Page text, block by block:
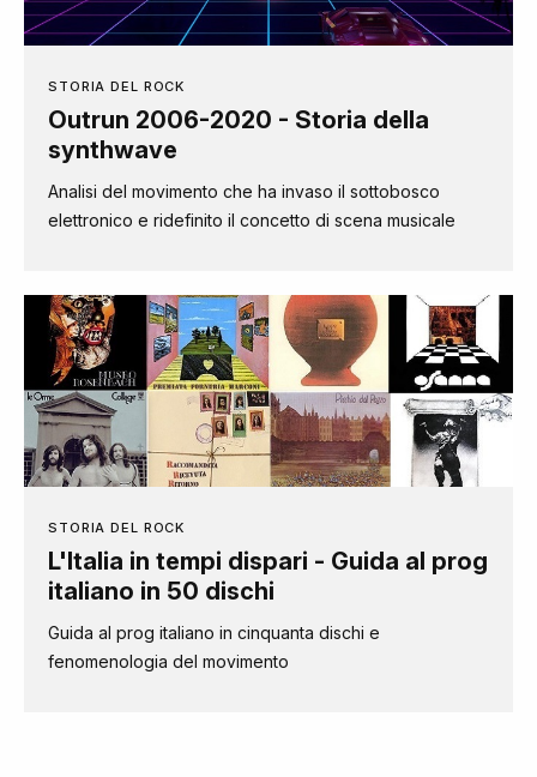
STORIA DEL ROCK
Outrun 2006-2020 - Storia della
synthwave
Analisi del movimento che ha invaso il sottobosco
elettronico e ridefinito il concetto di scena musicale
STORIA DEL ROCK
L'Italia in tempi dispari - Guida al prog
italiano in 50 dischi
Guida al prog italiano in cinquanta dischi e
fenomenologia del movimento